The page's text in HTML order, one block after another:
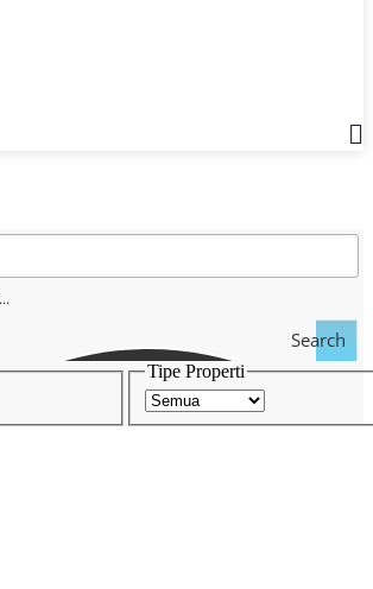
Search
Tipe Properti